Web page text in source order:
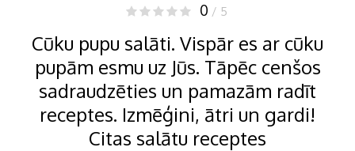
0 / 5
Cūku pupu salāti. Vispār es ar cūku
pupām esmu uz Jūs. Tāpēc cenšos
sadraudzēties un pamazām radīt
receptes. Izmēģini, ātri un gardi!
Citas salātu receptes